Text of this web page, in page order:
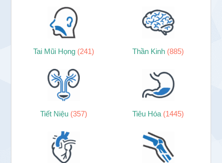
Tai Mũi Họng (241) Thần Kinh (885)
Tiết Niệu (357) Tiêu Hóa (1445)